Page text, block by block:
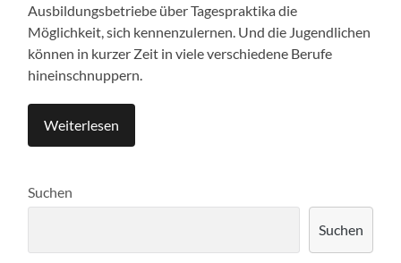
Ausbildungsbetriebe über Tagespraktika die
Möglichkeit, sich kennenzulernen. Und die Jugendlichen
können in kurzer Zeit in viele verschiedene Berufe
hineinschnuppern.
Weiterlesen
Suchen
Suchen